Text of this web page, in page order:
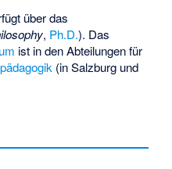
über das
, Ph.D.). Das
ist in den Abteilungen für
(in Salzburg und